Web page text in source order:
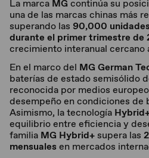
La marca MG continúa su
una de las marcas chinas más
superando las 90,000
durante el primer trimestre de
crecimiento interanual cercano
En el marco del MG German
baterías de estado semisólido
reconocida por medios
desempeño en condiciones de
Asimismo, la tecnología
equilibrio entre eficiencia y
familia MG Hybrid+supera las
mensualesen mercados